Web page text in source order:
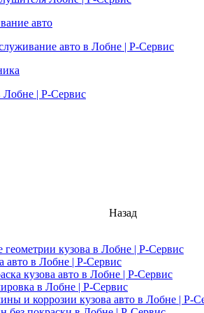
авто
авто в Лобне | Р-Сервис
Лобне | Р-Сервис
Назад
геометрии кузова в Лобне | Р-Сервис
авто в Лобне | Р-Сервис
кузова авто в Лобне | Р-Сервис
в Лобне | Р-Сервис
и коррозии кузова авто в Лобне | Р-